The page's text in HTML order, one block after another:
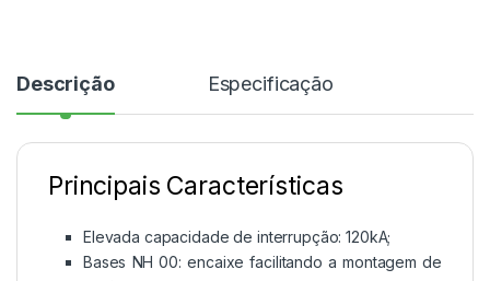
Descrição Especificação
Principais Características
Elevada capacidade de interrupção: 120kA;
Bases NH 00: encaixe facilitando a montagem de